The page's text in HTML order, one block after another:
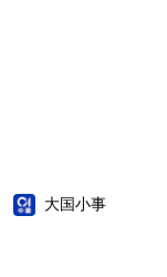
大国小事